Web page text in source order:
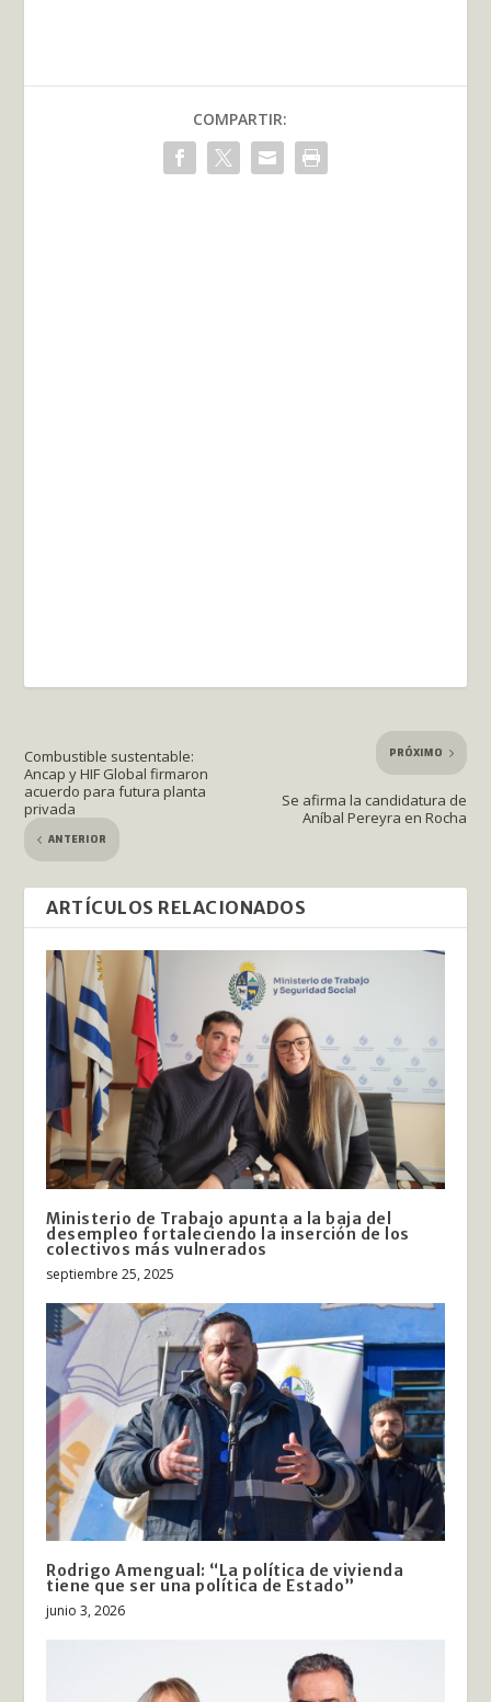
COMPARTIR:
Combustible sustentable:
Ancap y HIF Global firmaron
acuerdo para futura planta
privada
ANTERIOR
PRÓXIMO
Se afirma la candidatura de
Aníbal Pereyra en Rocha
ARTÍCULOS RELACIONADOS
Ministerio de Trabajo apunta a la baja del
desempleo fortaleciendo la inserción de los
colectivos más vulnerados
septiembre 25, 2025
Rodrigo Amengual: “La política de vivienda
tiene que ser una política de Estado”
junio 3, 2026